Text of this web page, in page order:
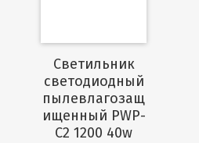
Светильник
светодиодный
пылевлагозащ
ищенный PWP-
C2 1200 40w